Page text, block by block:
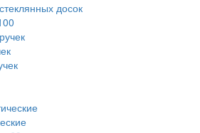
досок